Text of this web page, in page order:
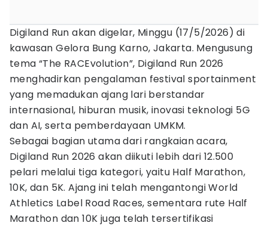
Digiland Run akan digelar, Minggu (17/5/2026) di
kawasan Gelora Bung Karno, Jakarta. Mengusung
tema “The RACEvolution”, Digiland Run 2026
menghadirkan pengalaman festival sportainment
yang memadukan ajang lari berstandar
internasional, hiburan musik, inovasi teknologi 5G
dan AI, serta pemberdayaan UMKM.
Sebagai bagian utama dari rangkaian acara,
Digiland Run 2026 akan diikuti lebih dari 12.500
pelari melalui tiga kategori, yaitu Half Marathon,
10K, dan 5K. Ajang ini telah mengantongi World
Athletics Label Road Races, sementara rute Half
Marathon dan 10K juga telah tersertifikasi